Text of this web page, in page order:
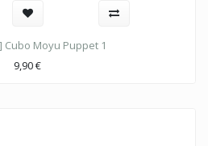
Cubo Moyu Puppet 1
9,90€